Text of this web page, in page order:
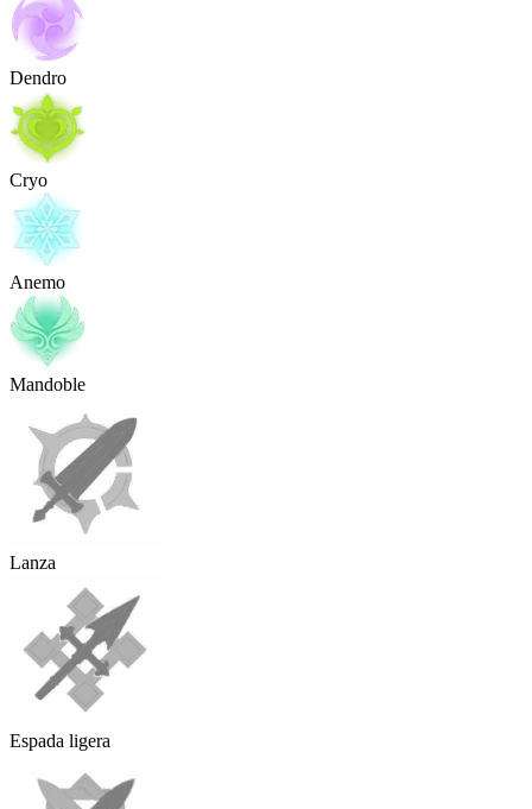
Dendro
Cryo
Anemo
Mandoble
Lanza
Espada ligera